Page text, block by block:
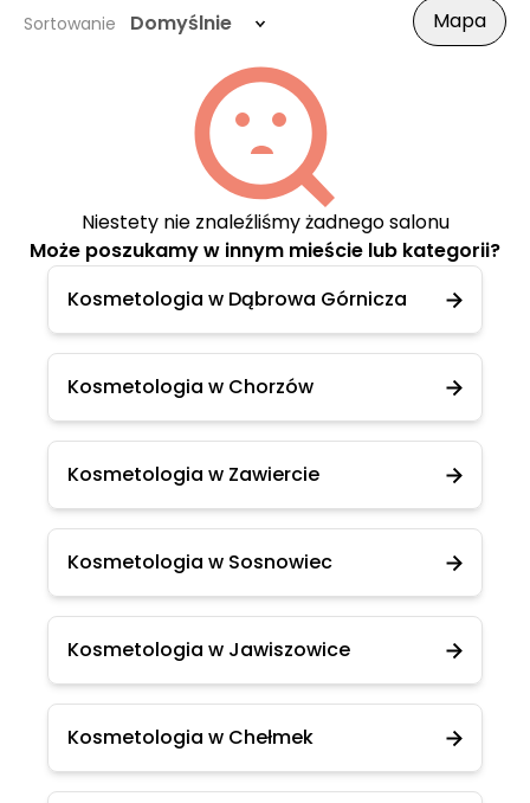
Sortowanie Domyślnie Mapa
Niestety nie znaleźliśmy żadnego salonu
Może poszukamy w innym mieście lub kategorii?
Kosmetologia w Dąbrowa Górnicza
Kosmetologia w Chorzów
Kosmetologia w Zawiercie
Kosmetologia w Sosnowiec
Kosmetologia w Jawiszowice
Kosmetologia w Chełmek